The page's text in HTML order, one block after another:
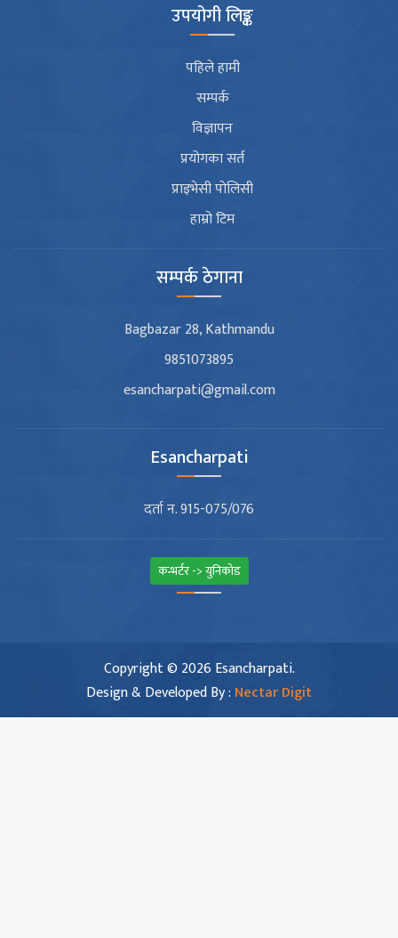
उपयोगी लिङ्क
पहिले हामी
सम्पर्क
विज्ञापन
प्रयोगका सर्त
प्राइभेसी पोलिसी
हाम्रो टिम
सम्पर्क ठेगाना
Bagbazar 28, Kathmandu
9851073895
esancharpati@gmail.com
Esancharpati
दर्ता न. 915-075/076
कन्भर्टर -> युनिकोड
Copyright © 2026 Esancharpati.
Design & Developed By : Nectar Digit